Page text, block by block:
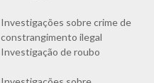
Investigações sobre crime de
constrangimento ilegal
Investigação de roubo